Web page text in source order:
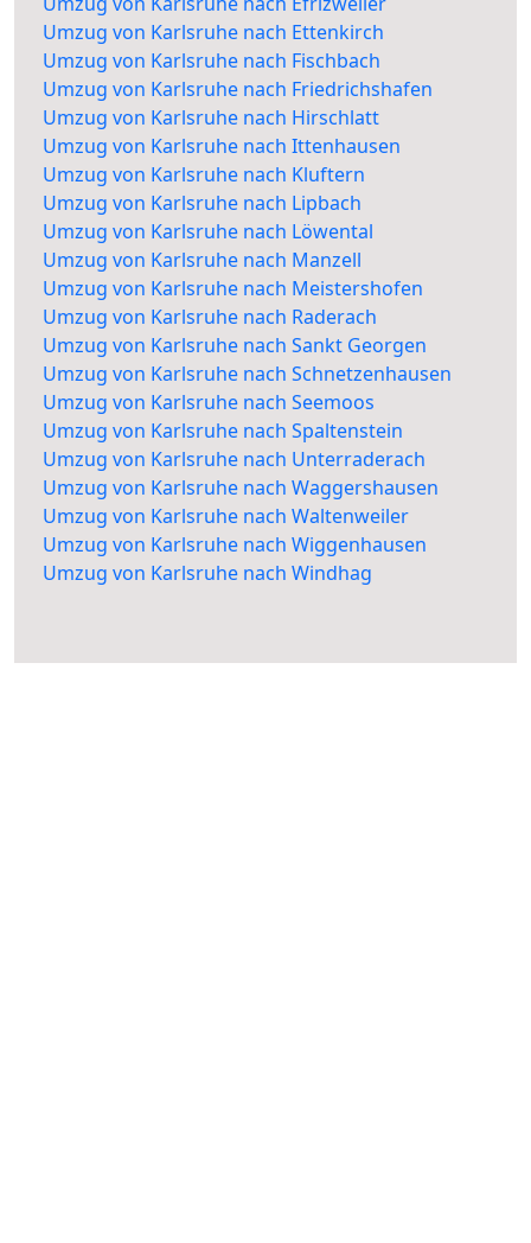
Umzug von Karlsruhe nach Ettenkirch
Umzug von Karlsruhe nach Fischbach
Umzug von Karlsruhe nach Friedrichshafen
Umzug von Karlsruhe nach Hirschlatt
Umzug von Karlsruhe nach Ittenhausen
Umzug von Karlsruhe nach Kluftern
Umzug von Karlsruhe nach Lipbach
Umzug von Karlsruhe nach Löwental
Umzug von Karlsruhe nach Manzell
Umzug von Karlsruhe nach Meistershofen
Umzug von Karlsruhe nach Raderach
Umzug von Karlsruhe nach Sankt Georgen
Umzug von Karlsruhe nach Schnetzenhausen
Umzug von Karlsruhe nach Seemoos
Umzug von Karlsruhe nach Spaltenstein
Umzug von Karlsruhe nach Unterraderach
Umzug von Karlsruhe nach Waggershausen
Umzug von Karlsruhe nach Waltenweiler
Umzug von Karlsruhe nach Wiggenhausen
Umzug von Karlsruhe nach Windhag